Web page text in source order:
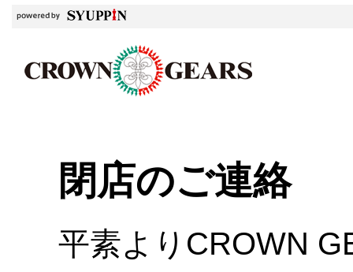
閉店のご連絡
平素よりCROWN